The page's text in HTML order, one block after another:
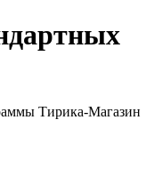
Тирика-Магазин